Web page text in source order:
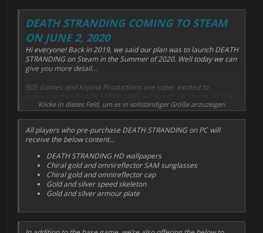
DEATH STRANDING COMING TO STEAM
ON JUNE 2, 2020
Hi everyone! Back in 2019, we said our plan was to launch DEATH
STRANDING on Steam in the Summer of 2020. Well today we can
give you more detail…
505 Games and Kojima Productions are super excited to
2, 2020.
content and features, including Photo Mode, ultra-wide monitor
support and high frame rate, enhancing the DEATH STRANDING
experience for our PC players. We’re also thrilled to announce
that the PC edition of DEATH STRANDING will also feature
content from one of Valve’s most iconic franchises, Half-Life.
Check out our all-new trailer which provides a first look at this
exciting cross-promotion!
Klicke in dieses Feld, um es in vollständiger Größe anzuzeigen.
All players who pre-purchase DEATH STRANDING on PC will
receive the below content…
DEATH STRANDING HD wallpapers
Chiral gold and omnireflector SAM sunglasses
Chiral gold and omnireflector cap
Gold and silver speed skeleton
Gold and silver armour plate